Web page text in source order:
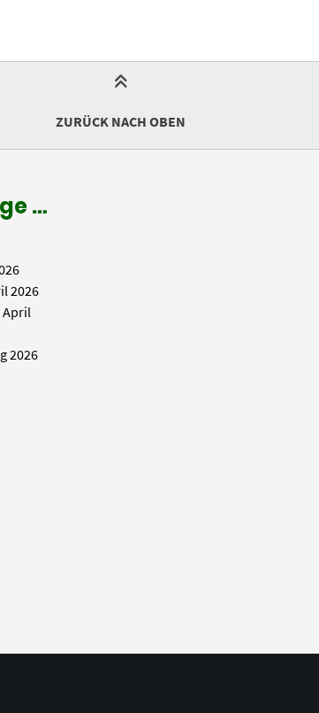
ZURÜCK NACH OBEN
…
2026
April
2026